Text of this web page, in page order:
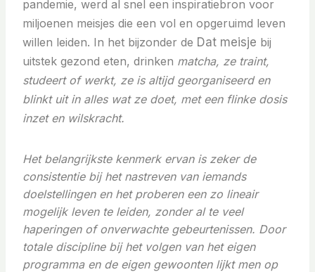
pandemie, werd al snel een inspiratiebron voor
miljoenen meisjes die een vol en opgeruimd leven
willen leiden. In het bijzonder de Dat meisje bij
uitstek gezond eten, drinken matcha, ze traint,
studeert of werkt, ze is altijd georganiseerd en
blinkt uit in alles wat ze doet, met een flinke dosis
inzet en wilskracht.
Het belangrijkste kenmerk ervan is zeker de
consistentie bij het nastreven van iemands
doelstellingen en het proberen een zo lineair
mogelijk leven te leiden, zonder al te veel
haperingen of onverwachte gebeurtenissen. Door
totale discipline bij het volgen van het eigen
programma en de eigen gewoonten lijkt men op